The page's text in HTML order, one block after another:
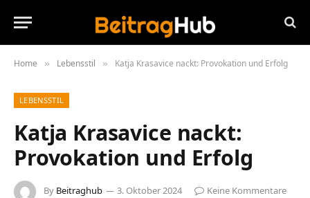
Home » Lebensstil » Katja Krasavice nackt: Provokation und Erfolg
LEBENSSTIL
Katja Krasavice nackt:
Provokation und Erfolg
By Beitraghub 3. Oktober 2024
Keine Kommentare